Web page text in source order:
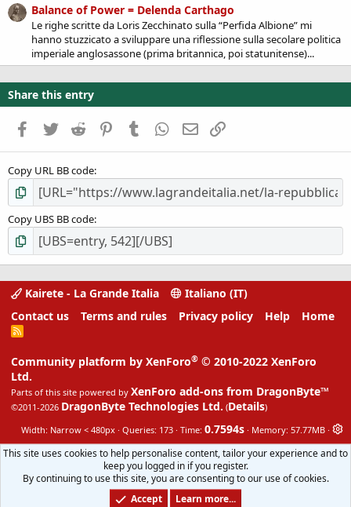
Balance of Power = Delenda Carthago
Le righe scritte da Loris Zecchinato sulla “Perfida Albione” mi
hanno stuzzicato a sviluppare una riflessione sulla secolare politica
imperiale anglosassone (prima britannica, poi statunitense)...
Share this entry
Facebook
Twitter Reddit PinterestTumblr WhatsApp
Email
Copy URL BB code
Copy UBS BB code
Kairete - La Grande Italia
Italiano (IT)
Contact us
Terms and rules Privacy policy Help Home
R
Community platform by XenForo® © 2010-2022 XenForo
Ltd.
Parts of this site powered by XenForo add-ons from DragonByte™
©2011-2026 DragonByte Technologies Ltd. (Details)
Width
Queries 173 Time 0.7594s Memory 57.77MB
This site uses cookies to help personalise content, tailor your experience and to
keep you logged in if you register.
By continuing to use this site, you are consenting to our use of cookies.
Accept
Learn more...